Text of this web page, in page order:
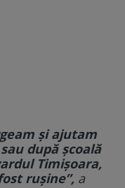
și ajutam
după școală
Timișoara,
rușine”, a